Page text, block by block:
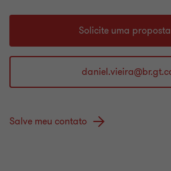
Solicite uma proposta
Salve meu contato